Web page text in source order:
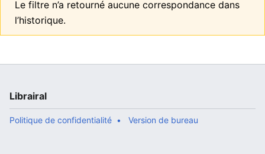
Le filtre n’a retourné aucune correspondance dans
l’historique.
Librairal
Politique de confidentialité Version de bureau